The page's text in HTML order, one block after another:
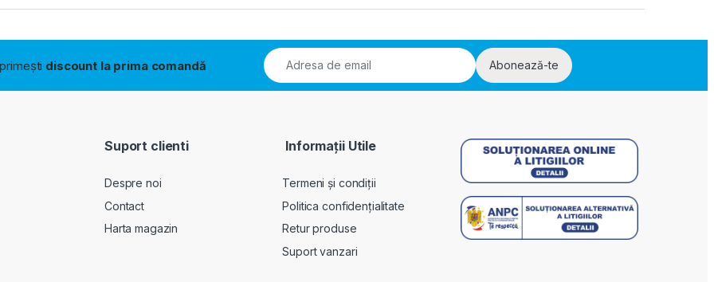
discount la prima comandă Abonează-te
Suport clienti
Despre noi
Contact
Harta magazin
Informații Utile
Termeni și condiții
Politica confidențialitate
Retur produse
Suport vanzari